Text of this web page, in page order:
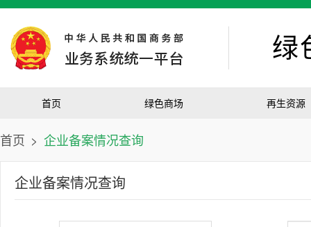
绿
首页 绿色商场 再生资源
首页 > 企业备案情况查询
企业备案情况查询